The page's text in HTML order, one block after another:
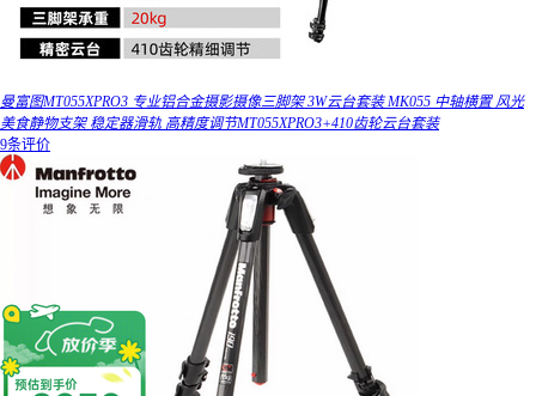
曼富图MT055XPRO3 专业铝合金摄影摄像三脚架 3W云台套装 MK055 中轴横置 风光
美食静物支架 稳定器滑轨 高精度调节MT055XPRO3+410齿轮云台套装
9条评价